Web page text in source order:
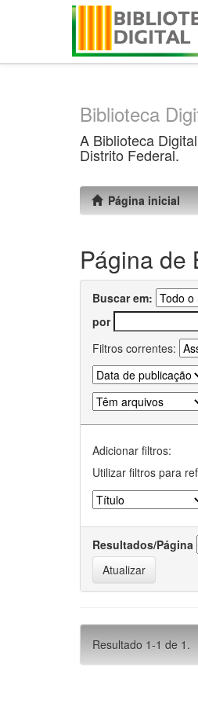
Biblioteca
A Biblioteca
Distrito Federal.
Página inicial
Página de
Buscar em:
por
Filtros correntes:
Adicionar filtros:
Utilizar filtros para
Resultados/Página
Resultado 1-1 de 1.